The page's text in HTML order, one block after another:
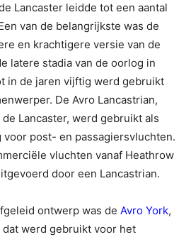
Lancaster leidde tot een aantal
van de belangrijkste was de
en krachtigere versie van de
latere stadia van de oorlog in
in de jaren vijftig werd gebruikt
De Avro Lancastrian,
Lancaster, werd gebruikt als
post- en passagiersvluchten.
vluchten vanaf Heathrow
door een Lancastrian.
ontwerp was de Avro York,
werd gebruikt voor het